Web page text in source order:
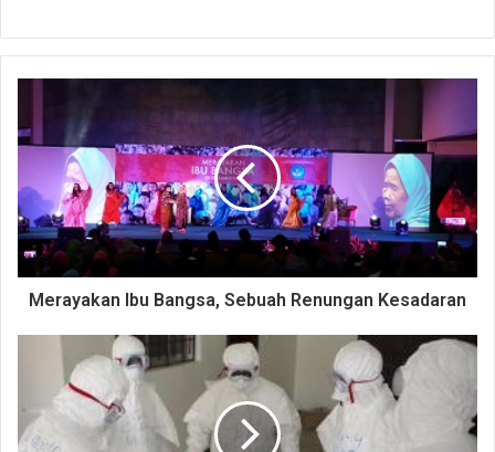
Merayakan Ibu Bangsa, Sebuah Renungan Kesadaran